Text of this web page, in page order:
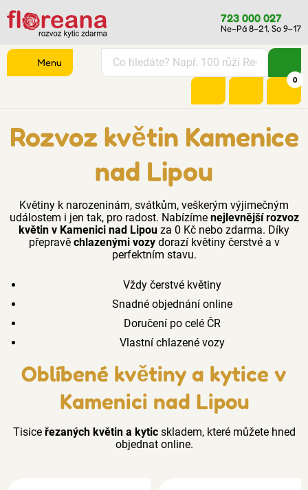
723 000 027
Ne–Pá 8–21, So 9–17
0
Menu
Rozvoz květin Kamenice
nad Lipou
Květiny k narozeninám, svátkům, veškerým výjimečným
událostem i jen tak, pro radost. Nabízíme nejlevnější rozvoz
květin v Kamenici nad Lipou za 0 Kč nebo zdarma. Díky
přepravě chlazenými vozydorazí květiny čerstvé a v
perfektním stavu.
Vždy čerstvé květiny
Snadné objednání online
Doručení po celé ČR
Vlastní chlazené vozy
Oblíbené květiny a kytice v
Kamenici nad Lipou
Tisice řezaných květin a kyticskladem, které můžete hned
objednat online.